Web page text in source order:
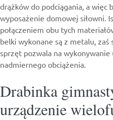
drążków do podciągania, a więc
wyposażenie domowej siłowni.
połączeniem obu tych
belki wykonane są z metalu, zaś
sprzęt pozwala na
nadmiernego obciążenia.
Drabinka
urządzenie